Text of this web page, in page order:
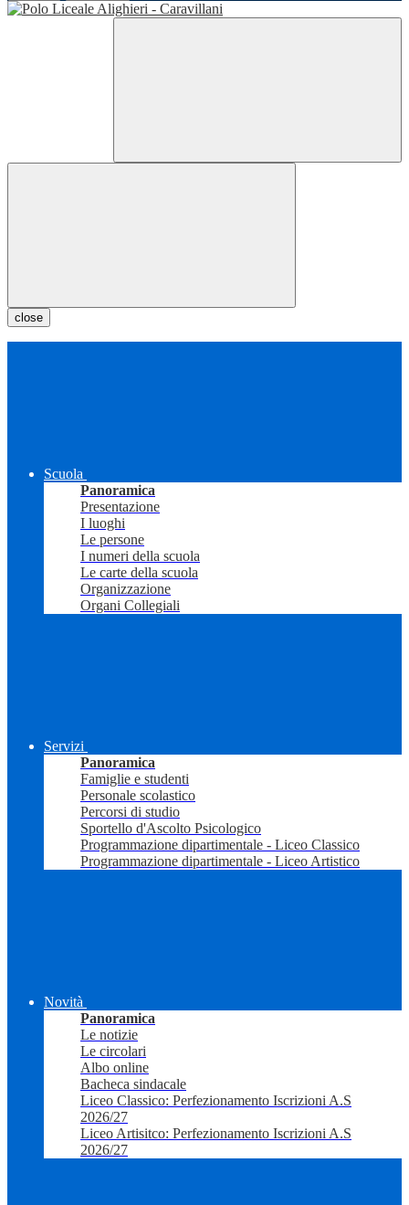
close
Scuola
Panoramica
Presentazione
I luoghi
Le persone
I numeri della scuola
Le carte della scuola
Organizzazione
Organi Collegiali
Servizi
Panoramica
Famiglie e studenti
Personale scolastico
Percorsi di studio
Sportello d'Ascolto Psicologico
Programmazione dipartimentale - Liceo Classico
Programmazione dipartimentale - Liceo Artistico
Novità
Panoramica
Le notizie
Le circolari
Albo online
Bacheca sindacale
Liceo Classico: Perfezionamento Iscrizioni A.S
2026/27
Liceo Artisitco: Perfezionamento Iscrizioni A.S
2026/27